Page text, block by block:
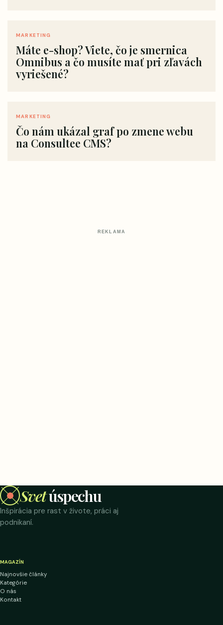
MARKETING
Máte e-shop? Viete, čo je smernica
Omnibus a čo musíte mať pri zľavách
vyriešené?
MARKETING
Čo nám ukázal graf po zmene webu
na Consultee CMS?
REKLAMA
Svetúspechu
Inšpirácia pre rast v živote, práci aj
podnikaní.
MAGAZÍN
Najnovšie články
Kategórie
O nás
Kontakt